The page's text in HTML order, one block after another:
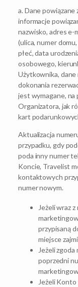
a. Dane
informacje
nazwisko, adres e-
(ulica, numer
płeć, data
osobowego,
Użytkownika,
dokonania
jest wymagane, na
Organizatora, jak
kart
Aktualizacja
przypadku, gdy
poda inny numer
Koncie, Travelist
kontaktowych
numer nowym.
Jeżeli wraz
przypisaną
miejsce
Jeżeli
poprzedni
Jeżeli